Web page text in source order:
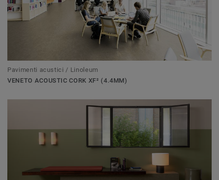
Pavimenti acustici / Linoleum
VENETO ACOUSTIC CORK XF² (4.4MM)